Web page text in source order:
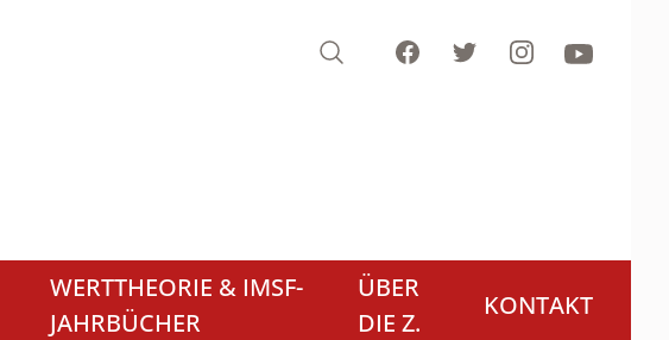
Search FacebookTwitterInstagramYoutube
WERTTHEORIE & IMSF-
JAHRBÜCHER
ÜBER
DIE Z.
KONTAKT